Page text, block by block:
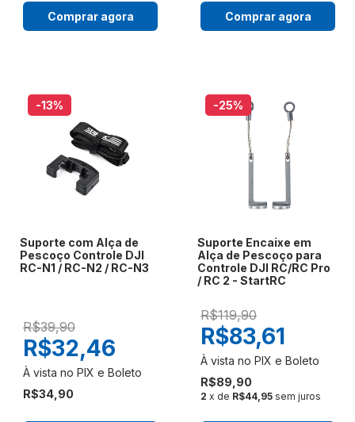
Comprar agora Comprar agora
-13%
Suporte com Alça de
Pescoço Controle DJI
RC-N1 / RC-N2 / RC-N3
R$39,90
R$34,90
R$32,46
-25%
Suporte Encaixe em
Alça de Pescoço para
Controle DJI RC/RC Pro
/ RC 2 - StartRC
R$119,90
R$89,90
R$83,61
2 x de R$44,95 sem juros